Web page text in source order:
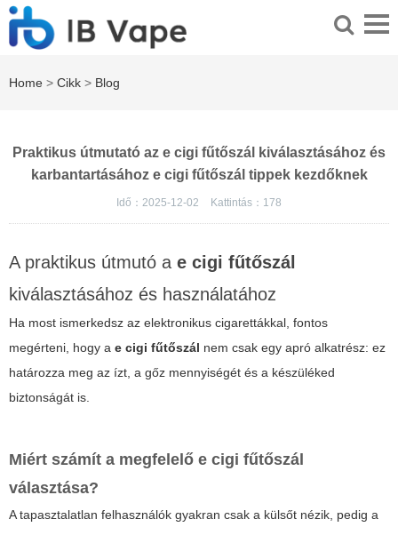
Home > Cikk > Blog
Praktikus útmutató az e cigi fűtőszál kiválasztásához és
karbantartásához e cigi fűtőszál tippek kezdőknek
Idő：2025-12-02 Kattintás： 178
A praktikus útmutó a e cigi fűtőszál
kiválasztásához és használatához
Ha most ismerkedsz az elektronikus cigarettákkal, fontos
megérteni, hogy a e cigi fűtőszál nem csak egy apró alkatrész: ez
határozza meg az ízt, a gőz mennyiségét és a készüléked
biztonságát is.
Miért számít a megfelelő e cigi fűtőszál
választása?
A tapasztalatlan felhasználók gyakran csak a külsőt nézik, pedig a